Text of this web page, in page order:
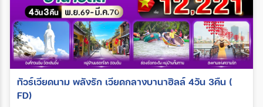
ทัวร์เวียดนาม พลังรัก เวียดกลางบานาฮิลล์ 4วัน 3คืน (
FD)